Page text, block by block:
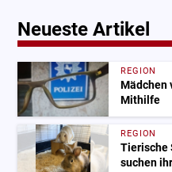
Neueste Artikel
REGION
Mädchen
Mithilfe
REGION
Tierische
suchen